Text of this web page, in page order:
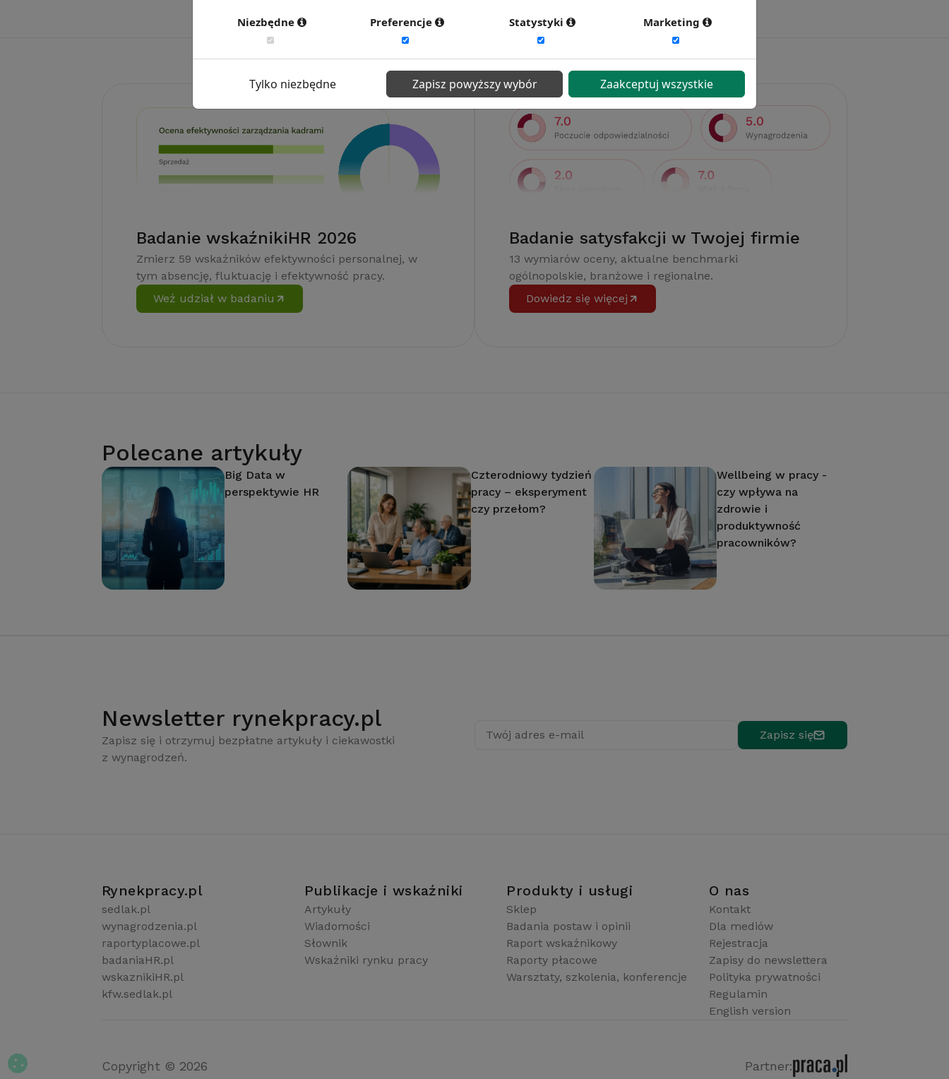
Badanie wskaźnikiHR 2026
Zmierz 59 wskaźników efektywności personalnej, w
tym absencję, fluktuację i efektywność pracy.
Weź udział w badaniu
Badanie satysfakcji w Twojej firmie
13 wymiarów oceny, aktualne benchmarki
ogólnopolskie, branżowe i regionalne.
Dowiedz się więcej
Polecane artykuły
Big Data w
perspektywie HR
Czterodniowy tydzień
pracy – eksperyment
czy przełom?
Wellbeing w pracy -
czy wpływa na
zdrowie i
produktywność
pracowników?
Newsletter rynekpracy.pl
Zapisz się i otrzymuj bezpłatne artykuły i ciekawostki
z wynagrodzeń.
Twój adres e-mail Zapisz się
Rynekpracy.pl
sedlak.pl
wynagrodzenia.pl
raportyplacowe.pl
badaniaHR.pl
wskaznikiHR.pl
kfw.sedlak.pl
Publikacje i wskaźniki
Artykuły
Wiadomości
Słownik
Wskaźniki rynku pracy
Produkty i usługi
Sklep
Badania postaw i opinii
Raport wskaźnikowy
Raporty płacowe
Warsztaty, szkolenia, konferencje
O nas
Kontakt
Dla mediów
Rejestracja
Zapisy do newslettera
Polityka prywatności
Regulamin
English version
Copyright © 2026 Partner:
Niezbędne Preferencje Statystyki Marketing
Tylko niezbędne Zapisz powyższy wybór Zaakceptuj wszystkie